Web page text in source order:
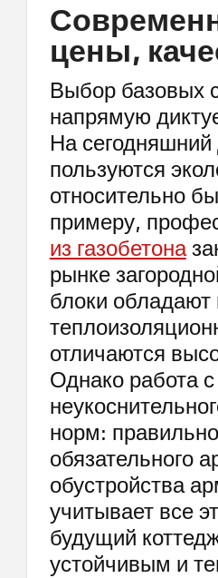
цены,
Выбор базовых
напрямую
На
пользуются
относительно
примеру,
из газобетона
рынке
блоки
отличаются
Однако работа
норм:
обязательного
обустройства
учитывает все
будущий
устойчивым и